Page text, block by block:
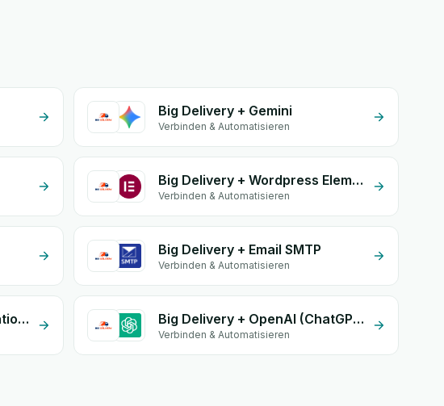
Big Delivery + Gemini
Verbinden & Automatisieren
Big Delivery + Wordpress Elementor
Verbinden & Automatisieren
Big Delivery + Email SMTP
Verbinden & Automatisieren
Big Delivery + Email Notifications by eGrow Big Delivery + OpenAI (ChatGPT)
Verbinden & Automatisieren